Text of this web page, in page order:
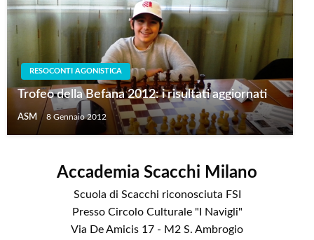
RESOCONTI AGONISTICA
Trofeo della Befana 2012: i risultati aggiornati
ASM 8 Gennaio 2012
Accademia Scacchi Milano
Scuola di Scacchi riconosciuta FSI
Presso Circolo Culturale "I Navigli"
Via De Amicis 17 - M2 S. Ambrogio